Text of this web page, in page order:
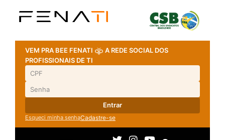
VEM PRA BEE FENATI
A REDE SOCIAL DOS
PROFISSIONAIS DE TI
Entrar
Esqueci minha senhaCadastre-se